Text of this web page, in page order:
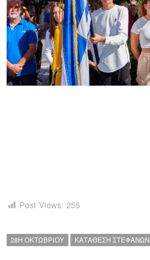
Post Views: 255
28Η ΟΚΤΩΒΡΙΟΥ ΚΑΤΑΘΕΣΗ ΣΤΕΦΑΝΩΝ